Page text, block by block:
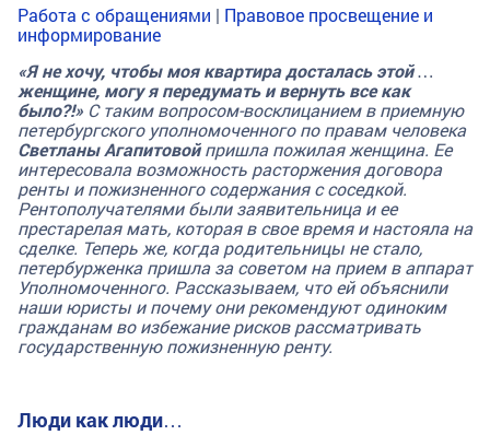
Работа с обращениями | Правовое просвещение и
информирование
«Я не хочу, чтобы моя квартира досталась этой …
женщине, могу я передумать и вернуть все как
было?!» С таким вопросом-восклицанием в приемную
петербургского уполномоченного по правам человека
Светланы Агапитовойпришла пожилая женщина. Ее
интересовала возможность расторжения договора
ренты и пожизненного содержания с соседкой.
Рентополучателями были заявительница и ее
престарелая мать, которая в свое время и настояла на
сделке. Теперь же, когда родительницы не стало,
петербурженка пришла за советом на прием в аппарат
Уполномоченного. Рассказываем, что ей объяснили
наши юристы и почему они рекомендуют одиноким
гражданам во избежание рисков рассматривать
государственную пожизненную ренту.
Люди как люди…